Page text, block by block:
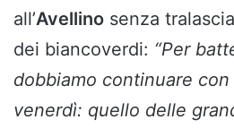
all’Avellino senza
dei biancoverdi: “Per
dobbiamo continuare con
venerdì: quello delle